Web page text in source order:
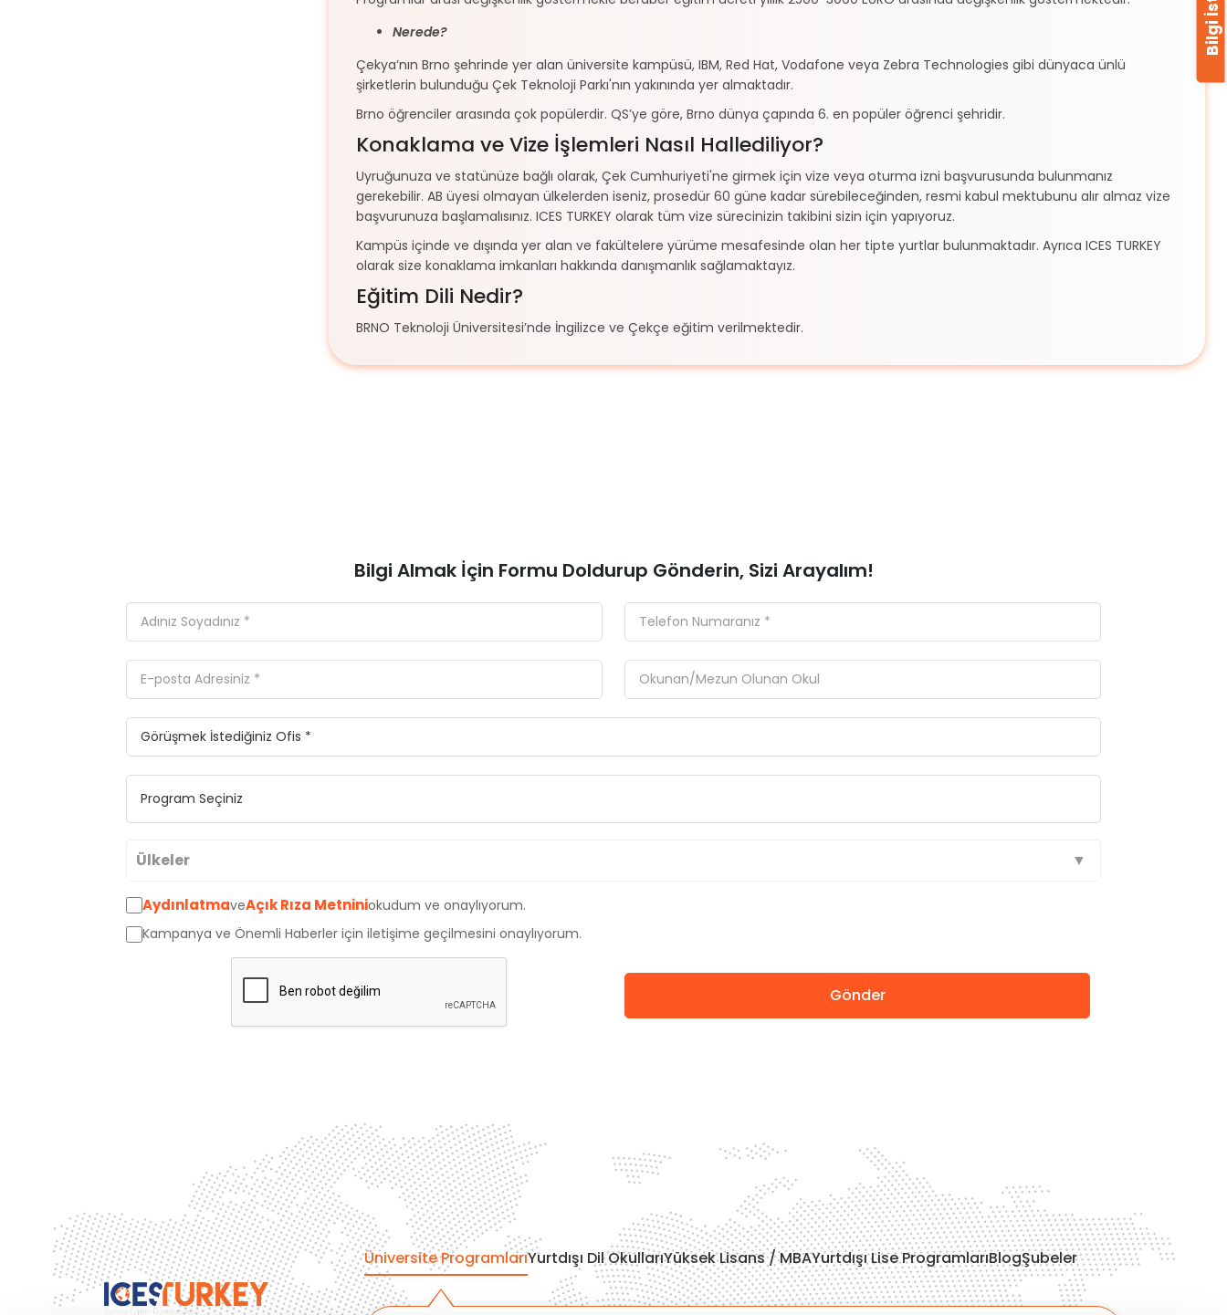
Nerede?
Çekya’nın Brno şehrinde yer alan üniversite kampüsü, IBM, Red Hat, Vodafone veya Zebra Technologies gibi dünyaca ünlü
şirketlerin bulunduğu Çek Teknoloji Parkı'nın yakınında yer almaktadır.
Brno öğrenciler arasında çok popülerdir. QS’ye göre, Brno dünya çapında 6. en popüler öğrenci şehridir.
Konaklama ve Vize İşlemleri Nasıl Hallediliyor?
Uyruğunuza ve statünüze bağlı olarak, Çek Cumhuriyeti'ne girmek için vize veya oturma izni başvurusunda bulunmanız
gerekebilir. AB üyesi olmayan ülkelerden iseniz, prosedür 60 güne kadar sürebileceğinden, resmi kabul mektubunu alır almaz vize
başvurunuza başlamalısınız. ICES TURKEY olarak tüm vize sürecinizin takibini sizin için yapıyoruz.
Kampüs içinde ve dışında yer alan ve fakültelere yürüme mesafesinde olan her tipte yurtlar bulunmaktadır. Ayrıca ICES TURKEY
olarak size konaklama imkanları hakkında danışmanlık sağlamaktayız.
Eğitim Dili Nedir?
BRNO Teknoloji Üniversitesi’nde İngilizce ve Çekçe eğitim verilmektedir.
Bilgi Almak İçin Formu Doldurup Gönderin, Sizi Arayalım!
Ülkeler
Avustralya
Macaristan
İspanya
AydınlatmaveAçık Rıza Metniniokudum ve onaylıyorum.
Kampanya ve Önemli Haberler için iletişime geçilmesini onaylıyorum.
Gönder
Üniversite ProgramlarıYurtdışı Dil OkullarıYüksek Lisans / MBAYurtdışı Lise ProgramlarıBlogŞubeler
Bilgi İste